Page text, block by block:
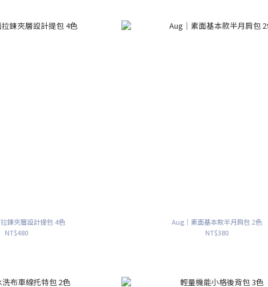
鍊夾層設計提包 4色
NT$480
Aug｜素面基本款半月肩包 2色
NT$380